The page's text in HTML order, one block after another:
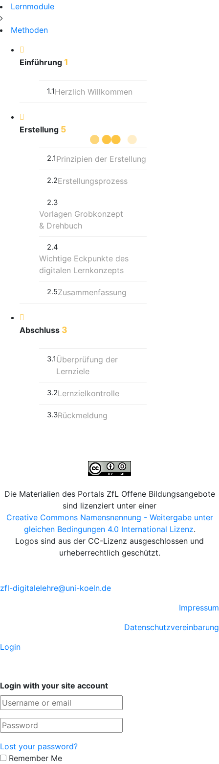
Lernmodule
Methoden
Einführung 1
1.1Herzlich Willkommen
Erstellung 5
2.1Prinzipien der Erstellung
2.2Erstellungsprozess
2.3
Vorlagen Grobkonzept
& Drehbuch
2.4
Wichtige Eckpunkte des
digitalen Lernkonzepts
2.5Zusammenfassung
Abschluss 3
3.1Überprüfung der
Lernziele
3.2Lernzielkontrolle
3.3Rückmeldung
Die Materialien des Portals ZfL Offene Bildungsangebote
sind lizenziert unter einer
Creative Commons Namensnennung - Weitergabe unter
gleichen Bedingungen 4.0 International Lizenz.
Logos sind aus der CC-Lizenz ausgeschlossen und
urheberrechtlich geschützt.
zfl-digitalelehre@uni-koeln.de
Impressum
Datenschutzvereinbarung
Login
Login with your site account
Lost your password?
Remember Me